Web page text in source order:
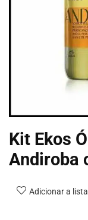
Kit Ekos
Andiroba
Adicionar a